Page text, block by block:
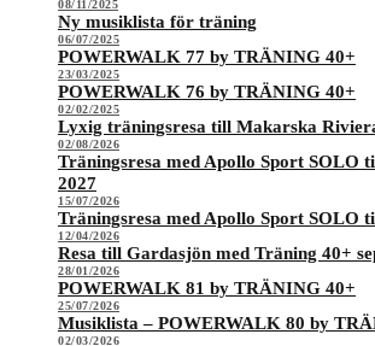
08/11/2025
Ny musiklista för träning
06/07/2025
POWERWALK 77 by TRÄNING 40+
23/03/2025
POWERWALK 76 by TRÄNING 40+
02/02/2025
Lyxig träningsresa till Makarska
02/08/2026
Träningsresa med Apollo Sport SOLO
2027
15/07/2026
Träningsresa med Apollo Sport SOLO
12/04/2026
Resa till Gardasjön med Träning 40+
28/01/2026
POWERWALK 81 by TRÄNING 40+
25/07/2026
Musiklista – POWERWALK 80 by
02/03/2026